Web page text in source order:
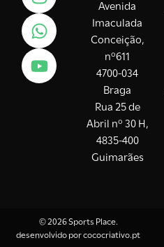
Avenida
Imaculada
Conceição,
nº611
4700-034
Braga
Rua 25 de
Abril nº 30 H,
4835-400
Guimarães
© 2026 Sports Place.
desenvolvido porcococriativo.pt